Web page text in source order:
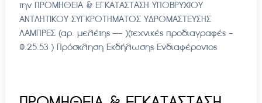
την ΠΡΟΜΗΘΕΙΑ & ΕΓΚΑΤΑΣΤΑΣΗ ΥΠΟΒΡΥΧΙΟΥ
ΑΝΤΛΗΤΙΚΟΥ ΣΥΓΚΡΟΤΗΜΑΤΟΣ ΥΔΡΟΜΑΣΤΕΥΣΗΣ
ΛΑΜΠΡΕΣ (αρ. μελέτης —- )(τεχνικές προδιαγραφές -
Φ.25.53 ) Πρόσκληση Εκδήλωσης Ενδιαφέροντος